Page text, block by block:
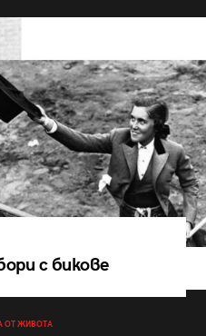
с бикове
ОТ ЖИВОТА